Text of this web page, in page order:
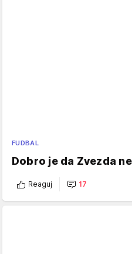
FUDBAL
Dobro je da Zvezda
Reaguj 17